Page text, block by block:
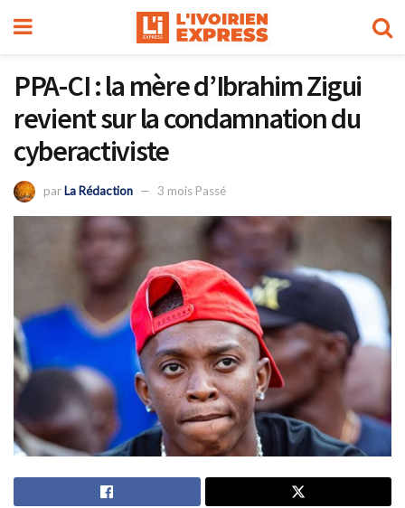
PPA-CI : la mère d’Ibrahim Zigui
revient sur la condamnation du
cyberactiviste
parLa Rédaction 3 mois Passé